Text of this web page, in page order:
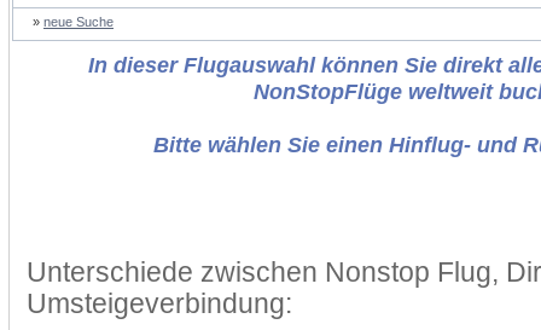
» neue Suche
In dieser Flugauswahl können Sie direkt
NonStopFlüge weltweit
Bitte wählen Sie einen Hinflug- und
Unterschiede zwischen Nonstop Flug,
Umsteigeverbindung: